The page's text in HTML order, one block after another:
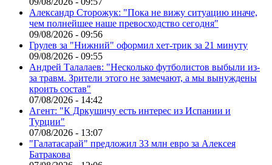
Александр Сторожук: "Пока не вижу ситуацию иначе,
чем полнейшее наше превосходство сегодня"
09/08/2026 - 09:56
Грулев за "Нижний" оформил хет-трик за 21 минуту
09/08/2026 - 09:55
Андрей Талалаев: "Несколько футболистов выбыли из-
за травм. Зрители этого не замечают, а мы вынуждены
кроить состав"
07/08/2026 - 14:42
Агент: "К Дркушичу есть интерес из Испании и
Турции"
07/08/2026 - 13:07
"Галатасарай" предложил 33 млн евро за Алексея
Батракова